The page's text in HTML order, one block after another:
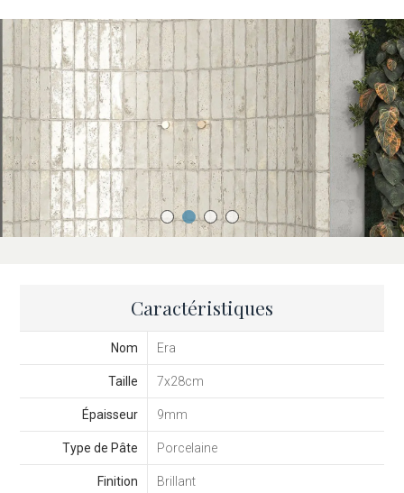
Caractéristiques
Nom Era
Taille 7x28cm
Épaisseur 9mm
Type de Pâte Porcelaine
Finition Brillant